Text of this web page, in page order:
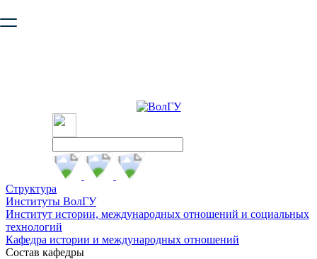
безопасную работу с сайтом. Пожалуйста
Структура
Институты ВолГУ
Институт истории, международных отношений и социальных
технологий
Кафедра истории и международных отношений
Состав кафедры